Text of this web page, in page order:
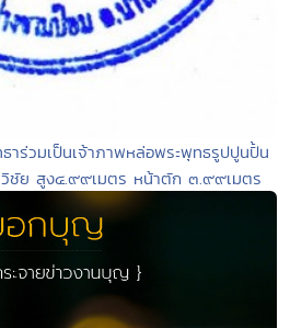
ร่วมเป็นเจ้าภาพหล่อพระพุทธรูปปูนปั้น
วิชัย สูง๔.๙๙เมตร หน้าตัก ๓.๙๙เมตร